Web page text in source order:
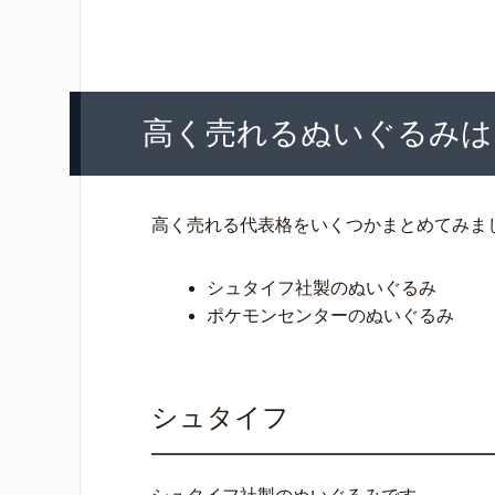
高く売れるぬいぐるみは
高く売れる代表格をいくつかまとめてみま
シュタイフ社製のぬいぐるみ
ポケモンセンターのぬいぐるみ
シュタイフ